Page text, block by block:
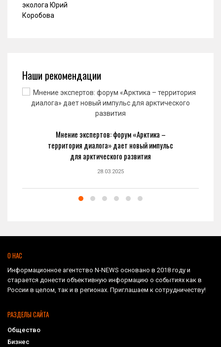
Наши рекомендации
Мнение экспертов: форум «Арктика –
территория диалога» дает новый импульс
для арктического развития
28.03.2025
О НАС
Информационное агентство N-NEWS основано в 2018 году и
старается донести объективную информацию о событиях как в
России в целом, так и в регионах. Приглашаем к сотрудничеству!
РАЗДЕЛЫ САЙТА
Общество
Бизнес